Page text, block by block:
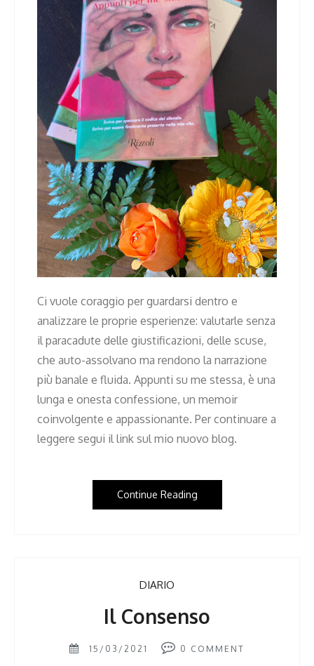
Ci vuole coraggio per guardarsi dentro e
analizzare le proprie esperienze: valutarle senza
il paracadute delle giustificazioni, delle scuse,
che auto-assolvano ma rendono la narrazione
più banale e fluida. Appunti su me stessa, è una
lunga e onesta confessione, un memoir
coinvolgente e appassionante. Per continuare a
leggere segui il link sul mio nuovo blog.
Continue Reading
DIARIO
Il Consenso
15/03/2021 0 COMMENT